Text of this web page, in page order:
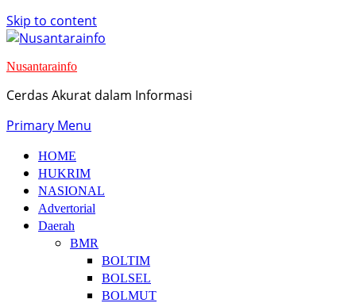
Skip to content
Nusantarainfo
Cerdas Akurat dalam Informasi
Primary Menu
HOME
HUKRIM
NASIONAL
Advertorial
Daerah
BMR
BOLTIM
BOLSEL
BOLMUT